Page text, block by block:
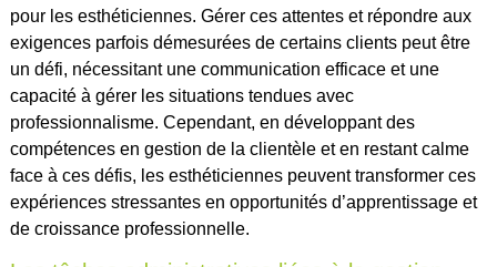
pour les esthéticiennes. Gérer ces attentes et répondre aux
exigences parfois démesurées de certains clients peut être
un défi, nécessitant une communication efficace et une
capacité à gérer les situations tendues avec
professionnalisme. Cependant, en développant des
compétences en gestion de la clientèle et en restant calme
face à ces défis, les esthéticiennes peuvent transformer ces
expériences stressantes en opportunités d’apprentissage et
de croissance professionnelle.